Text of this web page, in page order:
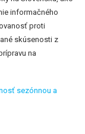
informačného
proti
skúsenosti z
na
sezónnou a